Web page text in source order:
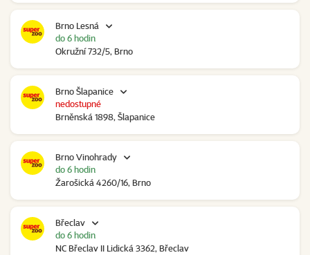
Brno Lesná
Okružní 732/5, Brno
do 6 hodin
Brno Šlapanice
Brněnská 1898, Šlapanice
nedostupné
Brno Vinohrady
Žarošická 4260/16, Brno
do 6 hodin
Břeclav
NC Břeclav II Lidická 3362, Břeclav
do 6 hodin